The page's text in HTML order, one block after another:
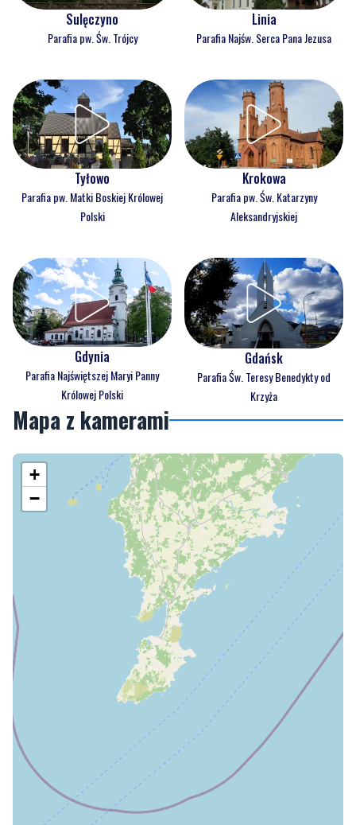
Sulęczyno
Parafia pw. Św. Trójcy
Linia
Parafia Najśw. Serca Pana Jezusa
Parafia pw. Matki Boskiej Królowej
Polski
Parafia pw. Św. Katarzyny
Aleksandryjskiej
Gdynia
Parafia Najświętszej Maryi Panny
Królowej Polski
Gdańsk
Krzyża
Mapa z kamerami